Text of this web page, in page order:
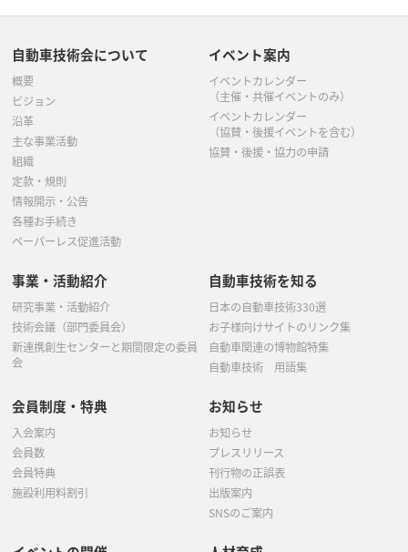
自動車技術会について
概要
ビジョン
沿革
主な事業活動
組織
定款・規則
情報開示・公告
各種お手続き
ペーパーレス促進活動
イベント案内
イベントカレンダー
（主催・共催イベントのみ）
イベントカレンダー
（協賛・後援イベントを含む）
協賛・後援・協力の申請
事業・活動紹介
研究事業・活動紹介
技術会議（部門委員会）
新連携創生センターと期間限定の委員
会
自動車技術を知る
日本の自動車技術330選
お子様向けサイトのリンク集
自動車関連の博物館特集
自動車技術 用語集
会員制度・特典
入会案内
会員数
会員特典
施設利用料割引
お知らせ
お知らせ
プレスリリース
刊行物の正誤表
出版案内
SNSのご案内